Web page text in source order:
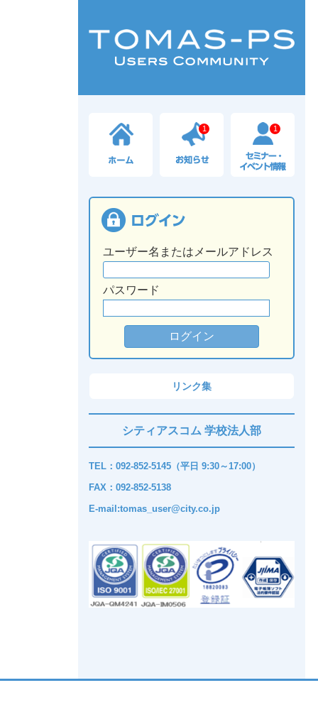
1 1
ユーザー名またはメールアドレス
パスワード
リンク集
シティアスコム 学校法人部
TEL：092-852-5145（平日 9:30～17:00）
FAX：092-852-5138
E-mail:tomas_user@city.co.jp